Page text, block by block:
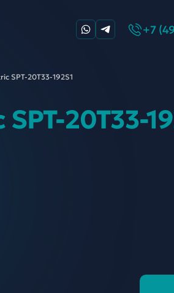
+7
SPT-20T33-192S1
20T33-